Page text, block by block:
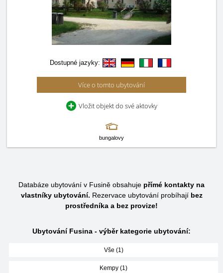
Dostupné jazyky:
Více o tomto ubytování
Vložit objekt do své aktovky
bungalovy
Databáze ubytování v Fusině obsahuje přímé kontakty na
vlastníky ubytování. Rezervace ubytování probíhají bez
prostředníka a bez provize!
Ubytování Fusina - výběr kategorie ubytování:
Vše (1)
Kempy (1)